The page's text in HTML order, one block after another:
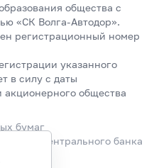
общества с
«СК Волга-Автодор».
регистрационный номер
указанного
в силу с даты
акционерного общества
бумаг
Центрального банка